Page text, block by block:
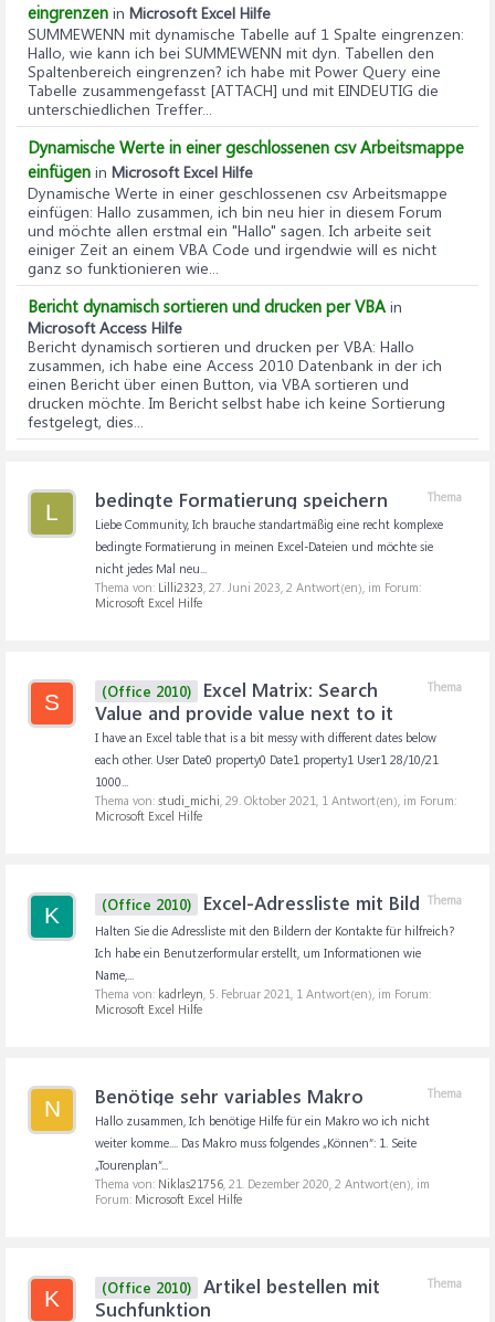
eingrenzen in Microsoft Excel Hilfe
SUMMEWENN mit dynamische Tabelle auf 1 Spalte eingrenzen:
Hallo, wie kann ich bei SUMMEWENN mit dyn. Tabellen den
Spaltenbereich eingrenzen? ich habe mit Power Query eine
Tabelle zusammengefasst [ATTACH] und mit EINDEUTIG die
unterschiedlichen Treffer...
Dynamische Werte in einer geschlossenen csv Arbeitsmappe
einfügen in Microsoft Excel Hilfe
Dynamische Werte in einer geschlossenen csv Arbeitsmappe
einfügen: Hallo zusammen, ich bin neu hier in diesem Forum
und möchte allen erstmal ein "Hallo" sagen. Ich arbeite seit
einiger Zeit an einem VBA Code und irgendwie will es nicht
ganz so funktionieren wie...
Bericht dynamisch sortieren und drucken per VBA in
Microsoft Access Hilfe
Bericht dynamisch sortieren und drucken per VBA: Hallo
zusammen, ich habe eine Access 2010 Datenbank in der ich
einen Bericht über einen Button, via VBA sortieren und
drucken möchte. Im Bericht selbst habe ich keine Sortierung
festgelegt, dies...
L
Thema
bedingte Formatierung speichern
Liebe Community, Ich brauche standartmäßig eine recht komplexe
bedingte Formatierung in meinen Excel-Dateien und möchte sie
nicht jedes Mal neu...
Thema von: Lilli2323, 27. Juni 2023, 2 Antwort(en), im Forum:
Microsoft Excel Hilfe
S
Thema
(Office 2010)
Excel Matrix: Search
Value and provide value next to it
I have an Excel table that is a bit messy with different dates below
each other. User Date0 property0 Date1 property1 User1 28/10/21
1000...
Thema von: studi_michi, 29. Oktober 2021, 1 Antwort(en), im Forum:
Microsoft Excel Hilfe
K
Thema
(Office 2010) Excel-Adressliste mit Bild
Halten Sie die Adressliste mit den Bildern der Kontakte für hilfreich?
Ich habe ein Benutzerformular erstellt, um Informationen wie
Name,...
Thema von: kadrleyn, 5. Februar 2021, 1 Antwort(en), im Forum:
Microsoft Excel Hilfe
N
Thema
Benötige sehr variables Makro
Hallo zusammen, Ich benötige Hilfe für ein Makro wo ich nicht
weiter komme.... Das Makro muss folgendes „Können“: 1. Seite
„Tourenplan“...
Thema von: Niklas21756, 21. Dezember 2020, 2 Antwort(en), im
Forum: Microsoft Excel Hilfe
K
Thema
(Office 2010)
Artikel bestellen mit
Suchfunktion